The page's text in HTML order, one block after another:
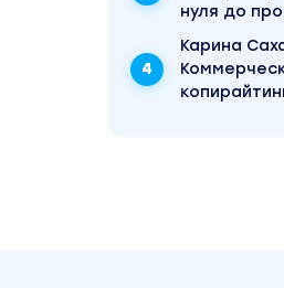
нуля до
Карина